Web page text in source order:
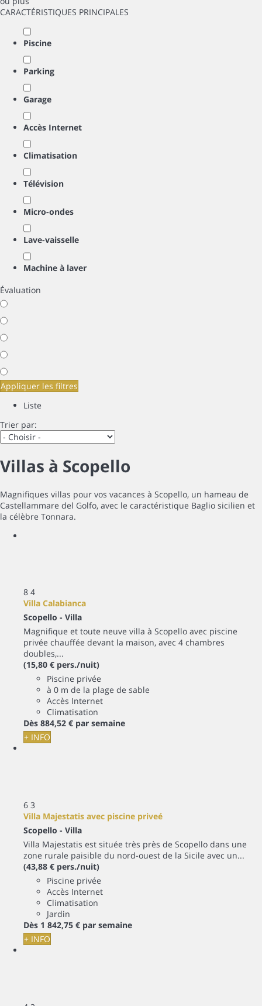
CARACTÉRISTIQUES PRINCIPALES
Piscine
Parking
Garage
Accès Internet
Climatisation
Télévision
Micro-ondes
Lave-vaisselle
Machine à laver
Évaluation
Appliquer les filtres
Liste
Trier par:
Villas à Scopello
Magnifiques villas pour vos vacances à Scopello, un hameau de
Castellammare del Golfo, avec le caractéristique Baglio sicilien et
la célèbre Tonnara.
8 4
Villa Calabianca
Scopello - Villa
Magnifique et toute neuve villa à Scopello avec piscine
privée chauffée devant la maison, avec 4 chambres
doubles,...
(15,80 € pers./nuit)
Piscine privée
à 0 m de la plage de sable
Accès Internet
Climatisation
Dès 884,52 € par semaine
+ INFO
6 3
Villa Majestatis avec piscine priveé
Scopello - Villa
Villa Majestatis est située très près de Scopello dans une
zone rurale paisible du nord-ouest de la Sicile avec un...
(43,88 € pers./nuit)
Piscine privée
Accès Internet
Climatisation
Jardin
Dès 1 842,75 € par semaine
+ INFO